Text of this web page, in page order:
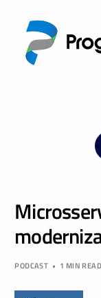
PODCAST 1 MIN READ